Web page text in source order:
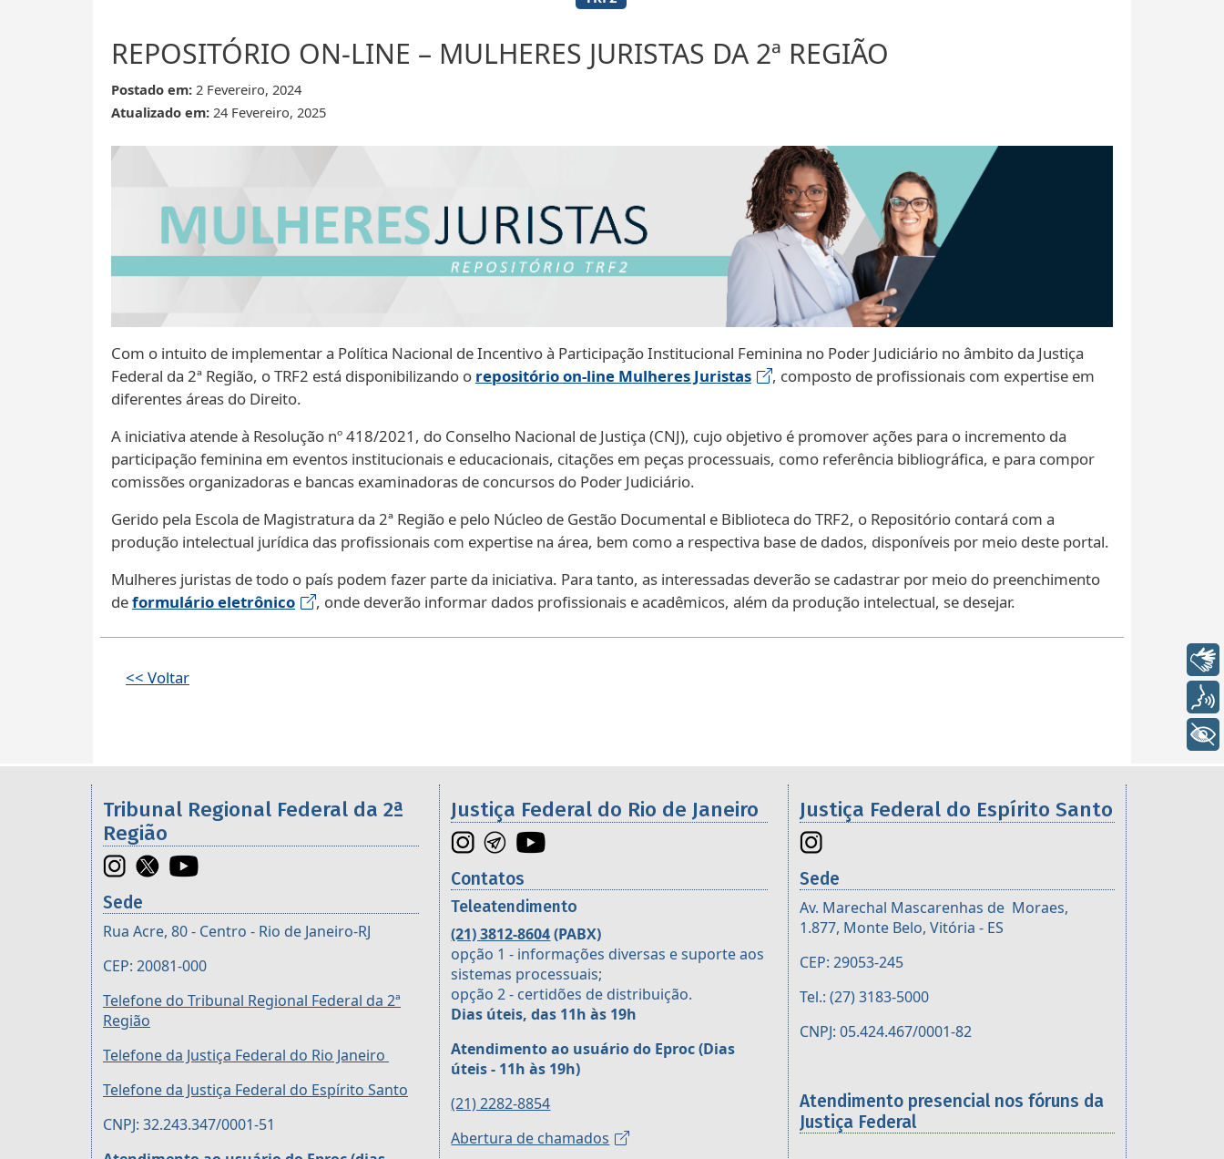
REPOSITÓRIO ON-LINE – MULHERES JURISTAS DA 2ª REGIÃO
Postado em: 2 Fevereiro, 2024
Atualizado em: 24 Fevereiro, 2025
Com o intuito de implementar a Política Nacional de Incentivo à Participação Institucional Feminina no Poder Judiciário no âmbito da Justiça
Federal da 2ª Região, o TRF2 está disponibilizando o repositório on-line Mulheres Juristas
, composto de profissionais com expertise em
diferentes áreas do Direito.
A iniciativa atende à Resolução nº 418/2021, do Conselho Nacional de Justiça (CNJ), cujo objetivo é promover ações para o incremento da
participação feminina em eventos institucionais e educacionais, citações em peças processuais, como referência bibliográfica, e para compor
comissões organizadoras e bancas examinadoras de concursos do Poder Judiciário.
Gerido pela Escola de Magistratura da 2ª Região e pelo Núcleo de Gestão Documental e Biblioteca do TRF2, o Repositório contará com a
produção intelectual jurídica das profissionais com expertise na área, bem como a respectiva base de dados, disponíveis por meio deste portal.
Mulheres juristas de todo o país podem fazer parte da iniciativa. Para tanto, as interessadas deverão se cadastrar por meio do preenchimento
deformulário eletrônico , onde deverão informar dados profissionais e acadêmicos, além da produção intelectual, se desejar.
<< Voltar
Informações úteis sobre os órgãos da 2ª Região
Tribunal Regional Federal da 2ª
Região
Sede
Rua Acre, 80 - Centro - Rio de Janeiro-RJ
CEP: 20081-000
Telefone do Tribunal Regional Federal da 2ª
Região
Telefone da Justiça Federal do Rio Janeiro
Telefone da Justiça Federal do Espírito Santo
CNPJ: 32.243.347/0001-51
Justiça Federal do Rio de Janeiro
Contatos
Teleatendimento
(21) 3812-8604(PABX)
opção 1 - informações diversas e suporte aos
sistemas processuais;
opção 2 - certidões de distribuição.
Dias úteis, das 11h às 19h
Atendimento ao usuário do Eproc (Dias
úteis - 11h às 19h)
(21) 2282-8854
Abertura de chamados
Justiça Federal do Espírito Santo
Sede
Av. Marechal Mascarenhas de Moraes,
1.877, Monte Belo, Vitória - ES
CEP: 29053-245
Tel.: (27) 3183-5000
CNPJ: 05.424.467/0001-82
Atendimento presencial nos fóruns da
Justiça Federal